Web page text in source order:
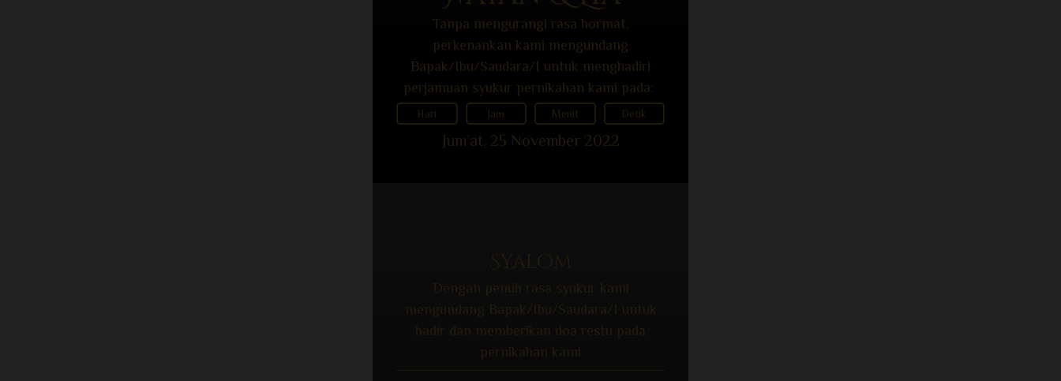
Tanpa mengurangi rasa hormat,
perkenankan kami mengundang
Bapak/Ibu/Saudara/I untuk menghadiri
perjamuan syukur pernikahan kami pada:
Hari Jam Menit Detik
Jum’at, 25 November 2022
pernikahan kami